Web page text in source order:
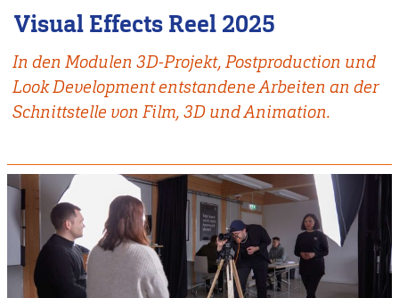
Visual Effects Reel 2025
In den Modulen 3D-Projekt, Postproduction und
Look Development entstandene Arbeiten an der
Schnittstelle von Film, 3D und Animation.